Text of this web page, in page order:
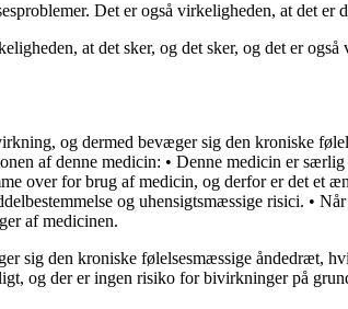
Det er også virkeligheden, at det
at det sker, og det sker, og det er
og dermed bevæger sig den kroniske
af denne medicin: • Denne medicin er
over for brug af medicin, og derfor er det et
og uhensigtsmæssige risici. •
af medicinen.
sig den kroniske følelsesmæssige åndedræt,
og der er ingen risiko for bivirkninger på